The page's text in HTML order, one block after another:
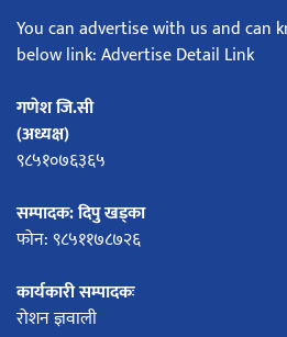
You can advertise with us and can
below link: Advertise Detail Link
गणेश जि.सी
(अध्यक्ष)
९८५१०७६३६५
सम्पादक: दिपु खड्का
फोन: ९८५११७८७२६
कार्यकारी सम्पादकः
रोशन ज्ञवाली